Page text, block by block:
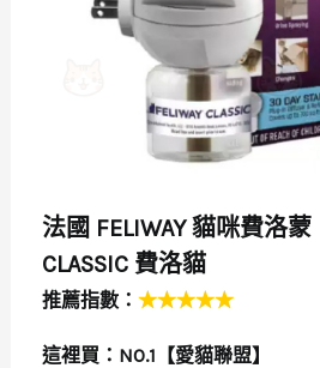
法國 FELIWAY 貓咪費洛蒙
CLASSIC 費洛貓
推薦指數： ★★★★★
這裡買： NO.1【愛貓聯盟】